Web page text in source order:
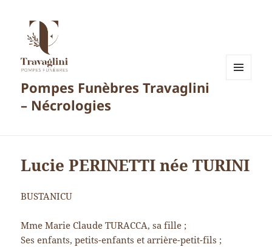
Pompes Funèbres Travaglini
– Nécrologies
Lucie PERINETTI née TURINI
BUSTANICU
Mme Marie Claude TURACCA, sa fille ;
Ses enfants, petits-enfants et arrière-petit-fils ;